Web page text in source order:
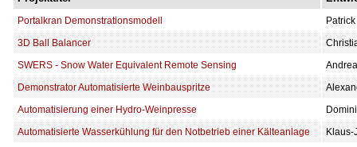
Portalkran Demonstrationsmodell
3D Ball Balancer
SWERS - Snow Water Equivalent Remote Sensing
Demonstrator Automatisierte Weinbauspritze
Automatisierung einer Hydro-Weinpresse
Automatisierte Wasserkühlung für den Notbetrieb einer Kälteanlage
Klaus-